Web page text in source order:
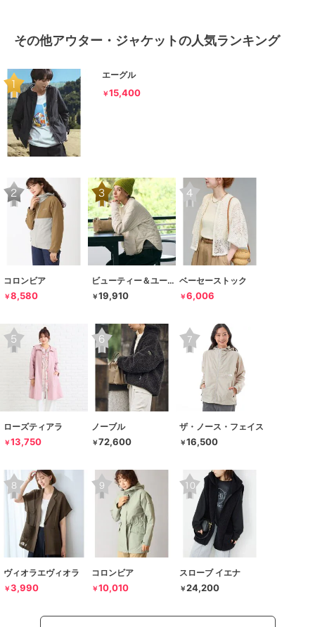
その他アウター・ジャケットの人気ランキング
エーグル
￥15,400
コロンビア
￥8,580
ビューティー＆ユース ユナイテッドアローズ
￥19,910
ベーセーストック
￥6,006
ローズティアラ
￥13,750
ノーブル
￥72,600
ザ・ノース・フェイス
￥16,500
ヴィオラエヴィオラ
￥3,990
コロンビア
￥10,010
スローブ イエナ
￥24,200